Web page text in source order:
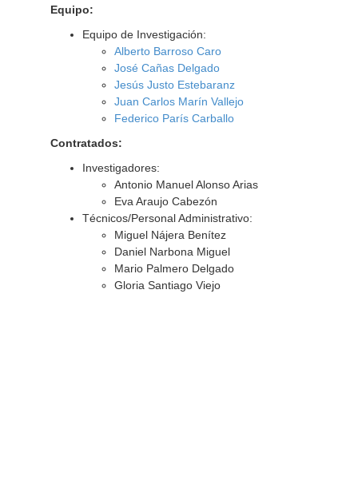
Equipo:
Equipo de Investigación:
Alberto Barroso Caro
José Cañas Delgado
Jesús Justo Estebaranz
Juan Carlos Marín Vallejo
Federico París Carballo
Contratados:
Investigadores:
Antonio Manuel Alonso Arias
Eva Araujo Cabezón
Técnicos/Personal Administrativo:
Miguel Nájera Benítez
Daniel Narbona Miguel
Mario Palmero Delgado
Gloria Santiago Viejo